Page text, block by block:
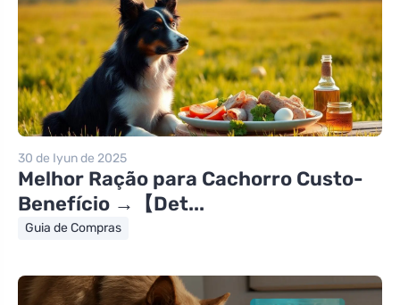
30 de Iyun de 2025
Melhor Ração para Cachorro Custo-
Benefício →【Det...
Guia de Compras